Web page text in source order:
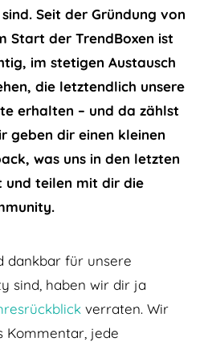
Seit der Gründung von
Start der TrendBoxen ist
im stetigen Austausch
die letztendlich unsere
erhalten – und da zählst
geben dir einen kleinen
was uns in den letzten
und teilen mit dir die
dankbar für unsere
sind, haben wir dir ja
verraten. Wir
Kommentar, jede